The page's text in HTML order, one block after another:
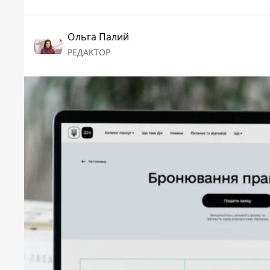
Ольга Палий
РЕДАКТОР